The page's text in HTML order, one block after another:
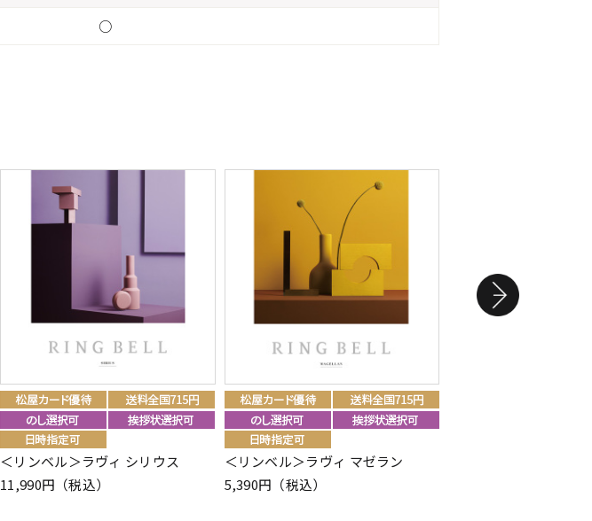
○
＜リンベル＞ラヴィ シリウス
11,990円（税込）
＜リンベル＞ラヴィ マゼラン
5,390円（税込）